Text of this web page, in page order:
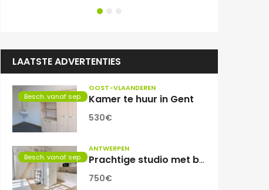
LAATSTE ADVERTENTIES
Besch. vanaf sep.
OOST-VLAANDEREN
Kamer te huur in Gent
530€
Besch. vanaf sep.
ANTWERPEN
Prachtige studio met balkon voor 1 student(e)!
750€